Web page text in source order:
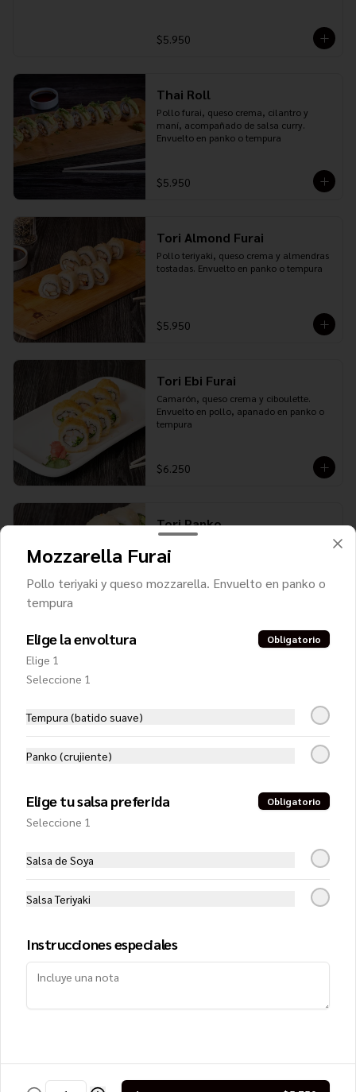
$5.950
Thai Roll
Pollo furai, queso crema, cilantro y
maní, acompañado de salsa curry.
Envuelto en panko o tempura
$5.950
Tori Almond Furai
Pollo teriyaki, queso crema y almendras
tostadas. Envuelto en panko o tempura
$5.950
Tori Ebi Furai
Camarón, queso crema y ciboulette.
Envuelto en pollo, apanado en panko o
tempura
$6.250
Tori Panko
Envuelto en panko o tempura
Conócenos
Zona de despacho
Términos y condiciones
Política de privacidad
Mi cuenta
Iniciar sesión
Mozzarella Furai
Pollo teriyaki y queso mozzarella. Envuelto en panko o
tempura
Elige la envoltura Obligatorio
Elige 1
Seleccione 1
Tempura (batido suave)
Panko (crujiente)
Elige tu salsa preferida Obligatorio
Seleccione 1
Salsa de Soya
Salsa Teriyaki
Instrucciones especiales